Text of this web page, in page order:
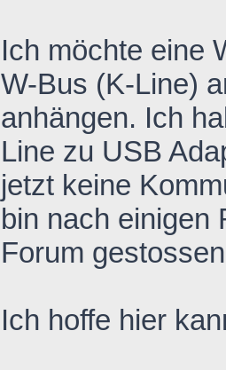
Ich möchte eine
W-Bus (K-Line)
anhängen. Ich
Line zu USB
jetzt keine
bin nach einigen
Forum
Ich hoffe hier